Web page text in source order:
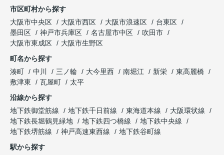
市区町村から探す
大阪市中央区
大阪市西区 大阪市浪速区
台東区
墨田区
神戸市兵庫区 名古屋市中区
吹田市
大阪市東成区
大阪市生野区
町名から探す
湊町
中川 三ノ輪 大今里西 南堀江 新栄
東高麗橋
敷津東
瓦屋町
太平
沿線から探す
地下鉄御堂筋線
地下鉄千日前線 東海道本線
大阪環状線
地下鉄長堀鶴見緑地
地下鉄四つ橋線
地下鉄中央線
地下鉄堺筋線
神戸高速東西線
地下鉄谷町線
駅から探す